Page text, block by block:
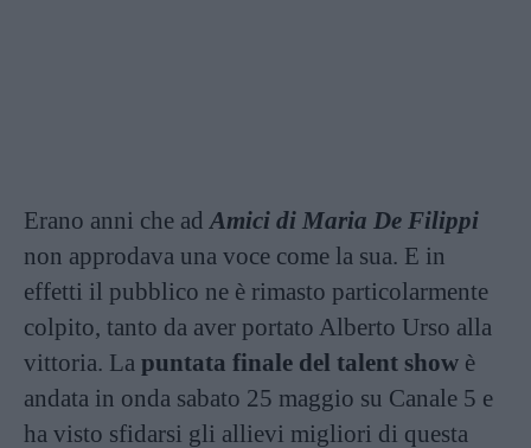
Erano anni che ad Amici di Maria De Filippi
non approdava una voce come la sua. E in
effetti il pubblico ne è rimasto particolarmente
colpito, tanto da aver portato Alberto Urso alla
vittoria. La puntata finale del talent show è
andata in onda sabato 25 maggio su Canale 5 e
ha visto sfidarsi gli allievi migliori di questa